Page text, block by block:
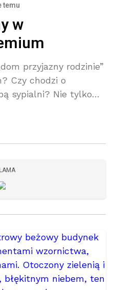
temu
w
przyjazny rodzinie”
Czy chodzi o
sypialni? Nie tylko…
dzieci i